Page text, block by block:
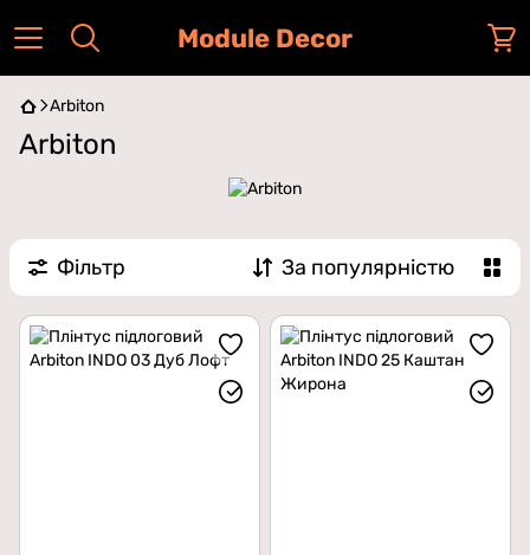
Module Decor
Arbiton
Arbiton
Фільтр За популярністю